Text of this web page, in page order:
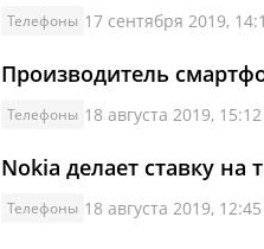
Телефоны 17 сентября 2019,
Производитель
Телефоны 18 августа 2019, 15:12
Nokia делает ставку
Телефоны 18 августа 2019, 12:45